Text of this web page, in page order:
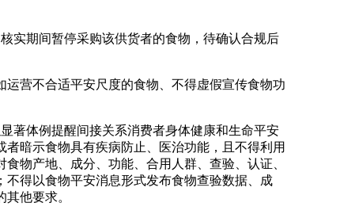
期间暂停采购该供货者的食物，待确认合规后
营不合适平安尺度的食物、不得虚假宣传食物功
体例提醒间接关系消费者身体健康和生命平安
暗示食物具有疾病防止、医治功能，且不得利用
物产地、成分、功能、合用人群、查验、认证、
得以食物平安消息形式发布食物查验数据、成
他要求。